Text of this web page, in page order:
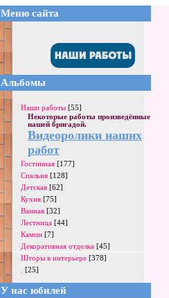
Меню сайта
Альбомы
Наши работы [55]
Некоторые работы произведённые
нашей бригадой.
Видеоролики наших
работ
Гостинная [177]
Спальня [128]
Детская [62]
Кухня [75]
Ванная [32]
Лестница [44]
Камин [7]
Декоративная отделка [45]
Шторы в интерьере [378]
[25]
У нас юбилей